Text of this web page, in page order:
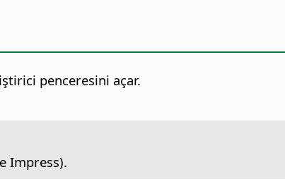
penceresini açar.
Impress).